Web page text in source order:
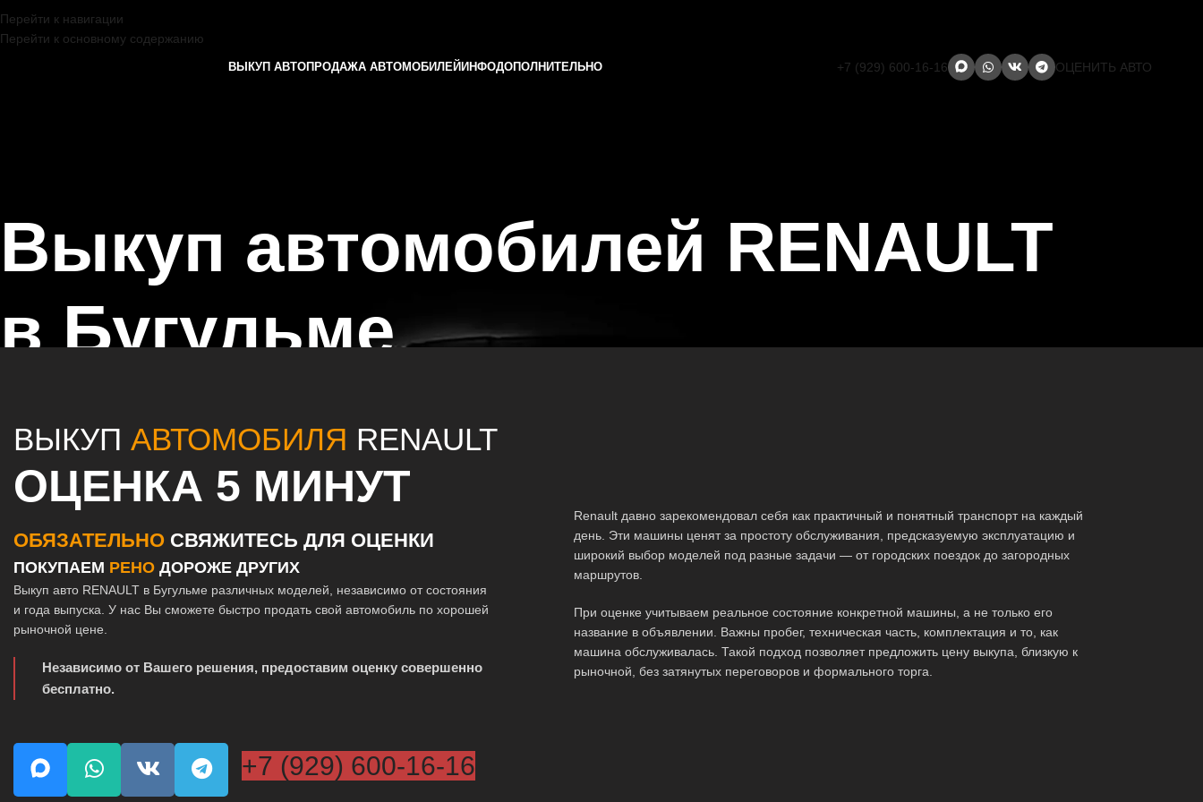
Перейти к навигации
Перейти к основному содержанию
ВЫКУП АВТОПРОДАЖА АВТОМОБИЛЕЙ ИНФОДОПОЛНИТЕЛЬНО +7 (929) 600-16-16 ОЦЕНИТЬ АВТО
Выкуп автомобилей RENAULT
в Бугульме
ВЫКУП АВТОМОБИЛЯ RENAULT
ОЦЕНКА 5 МИНУТ
ОБЯЗАТЕЛЬНО СВЯЖИТЕСЬ ДЛЯ ОЦЕНКИ
ПОКУПАЕМ РЕНО ДОРОЖЕ ДРУГИХ
Выкуп авто RENAULT в Бугульме различных моделей, независимо от состояния
и года выпуска. У нас Вы сможете быстро продать свой автомобиль по хорошей
рыночной цене.
Независимо от Вашего решения, предоставим оценку совершенно
бесплатно.
+7 (929) 600-16-16
Renault давно зарекомендовал себя как практичный и понятный транспорт на каждый
день. Эти машины ценят за простоту обслуживания, предсказуемую эксплуатацию и
широкий выбор моделей под разные задачи — от городских поездок до загородных
маршрутов.
При оценке учитываем реальное состояние конкретной машины, а не только его
название в объявлении. Важны пробег, техническая часть, комплектация и то, как
машина обслуживалась. Такой подход позволяет предложить цену выкупа, близкую к
рыночной, без затянутых переговоров и формального торга.